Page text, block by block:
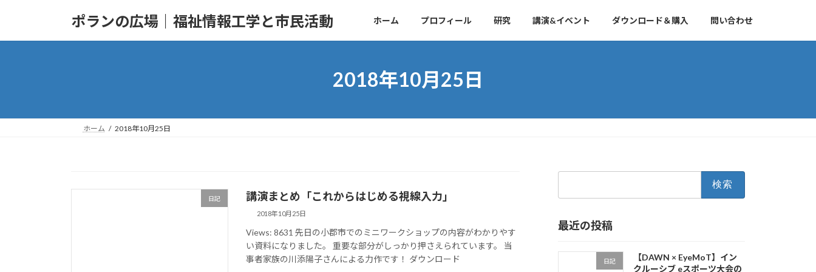
ポランの広場｜福祉情報工学と市民活動 ホーム プロフィール 研究 講演&イベント ダウンロード＆購入 問い合わせ
2018年10月25日
ホーム 2018年10月25日
日記 講演まとめ「これからはじめる視線入力」
2018年10月25日
Views: 8631 先日の小郡市でのミニワークショップの内容がわかりやす
い資料になりました。 重要な部分がしっかり押さえられています。 当
事者家族の川添陽子さんによる力作です！ ダウンロード
最近の投稿
日記
【DAWN × EyeMoT】イン
クルーシブ eスポーツ大会の